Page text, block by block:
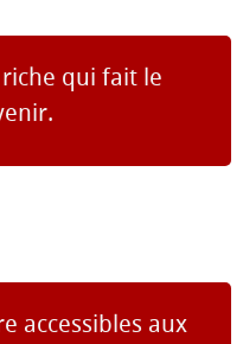
qui fait le
accessibles aux